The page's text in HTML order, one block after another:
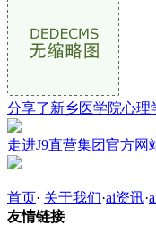
分享了新乡医学院心理
走进J9直营集团官方网
首页· 关于我们·ai资讯·
友情链接